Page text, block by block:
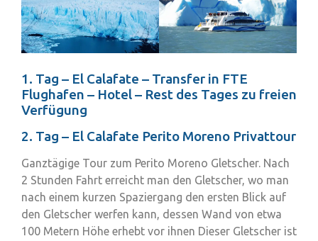
1. Tag – El Calafate – Transfer in FTE
Flughafen – Hotel – Rest des Tages zu freien
Verfügung
2. Tag – El Calafate Perito Moreno Privattour
Ganztägige Tour zum Perito Moreno Gletscher. Nach
2 Stunden Fahrt erreicht man den Gletscher, wo man
nach einem kurzen Spaziergang den ersten Blick auf
den Gletscher werfen kann, dessen Wand von etwa
100 Metern Höhe erhebt vor ihnen Dieser Gletscher ist